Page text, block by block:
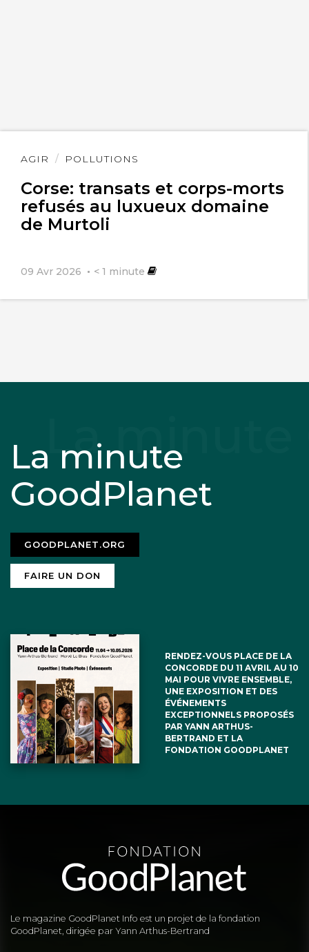
AGIR POLLUTIONS
Corse: transats et corps-morts
refusés au luxueux domaine
de Murtoli
09 Avr 2026 < 1 minute
Lire
La minute
GoodPlanet
GOODPLANET.ORG
FAIRE UN DON
RENDEZ-VOUS PLACE DE LA
CONCORDE DU 11 AVRIL AU 10
MAI POUR VIVRE ENSEMBLE,
UNE EXPOSITION ET DES
ÉVÉNEMENTS
EXCEPTIONNELS PROPOSÉS
PAR YANN ARTHUS-
BERTRAND ET LA
FONDATION GOODPLANET
Le magazine GoodPlanet Info est un projet de la fondation
GoodPlanet, dirigée par Yann Arthus-Bertrand